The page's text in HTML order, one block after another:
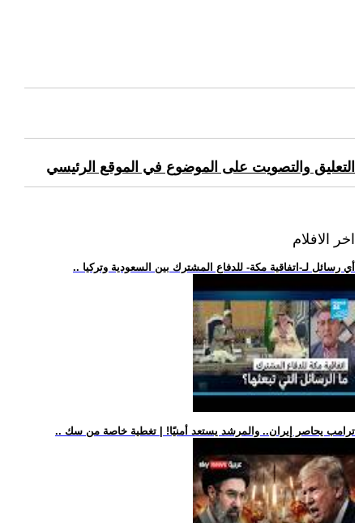
التعليق والتصويت على الموضوع في الموقع الرئيسي
اخر الافلام
.. أي رسائل لـ-اتفاقية مكة- للدفاع المشترك بين السعودية وتركيا
.. ترامب يحاصر إيران.. والمرشد يستعد أمنيًا! | تغطية خاصة من سك